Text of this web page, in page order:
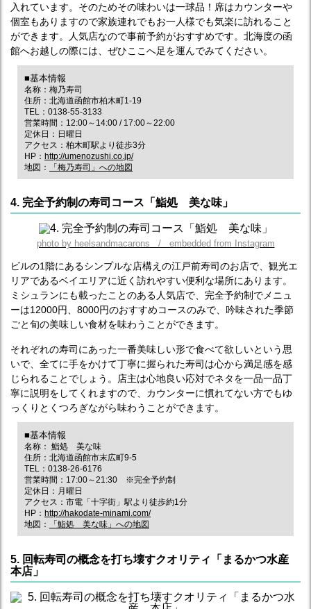
入れています。そのためその味わいは一球品！席はカウンターや
個室もありますので家族連れでもお一人様でも気楽に訪れること
ができます。人気店なので事前予約がおすすめです。北海度の函
館へお越しの際には、ぜひここへ足を運んでみてください。
■基本情報
名称：梅乃寿司
住所：北海道函館市柏木町1-19
TEL：0138-55-3133
営業時間：12:00～14:00 / 17:00～22:00
定休日：日曜日
アクセス：柏木町駅より徒歩3分
HP： http://umenozushi.co.jp/
地図：
「梅乃寿司」への地図
4. 完全予約制の寿司コース「鮨処 美な味」
photo by heelsandmacarons / embedded from Instagram
ビルの1階にあるシンプルな店構えの江戸前寿司のお店で、観光エ
リアであるベイエリアに近く訪れやすい便利な場所にあります。
ミシュランにも載ったことのある人気店で、完全予約制でメニュ
ーは12000円、8000円のおすすめコースのみで、吟味された季節
ごと旬の美味しい食材を味わうことができます。
それぞれの寿司にあった一番美味しい形で食べて欲しいという思
いで、全てに手をかけて丁寧に握られた寿司は心から満足感を感
じられることでしょう。店主は心地良い応対でネタを一品一品丁
寧に説明をしてくれますので、カウンターに慣れてない方でもゆ
っくりとくつろぎながら味わうことができます。
■基本情報
名称： 鮨処 美な味
住所：北海道函館市末広町9-5
TEL：0138-26-6176
営業時間：17:00～21:30 ※完全予約制
定休日：月曜日
アクセス：市電「十字街」駅より徒歩約1分
HP： http://hakodate-minami.com/
地図：
「鮨処 美な味」への地図
5. 回転寿司の概念を打ち壊すクオリティ「まるかつ水産
本店」